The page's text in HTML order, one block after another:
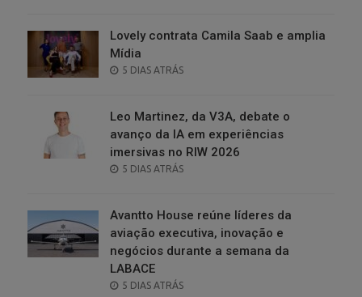
Lovely contrata Camila Saab e amplia
Mídia
POSTED
5 DIAS ATRÁS
Leo Martinez, da V3A, debate o
avanço da IA em experiências
imersivas no RIW 2026
POSTED
5 DIAS ATRÁS
Avantto House reúne líderes da
aviação executiva, inovação e
negócios durante a semana da
LABACE
POSTED
5 DIAS ATRÁS